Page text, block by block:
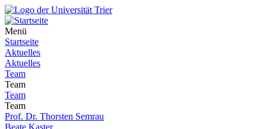
Menü
Startseite
Aktuelles
Aktuelles
Team
Team
Team
Team
Prof. Dr. Thorsten Semrau
Beate Kaster